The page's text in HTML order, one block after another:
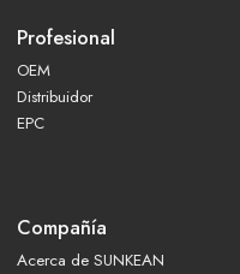
Profesional
OEM
Distribuidor
EPC
Compañía
Acerca de SUNKEAN